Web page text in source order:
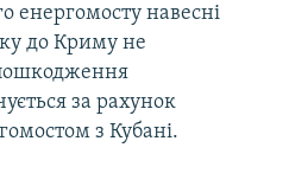
енергомосту навесні
до Криму не
за рахунок
з Кубані.